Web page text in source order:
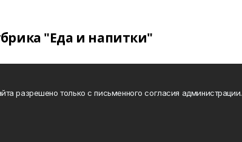
"Еда и напитки"
разрешено только с письменного согласия администрации.